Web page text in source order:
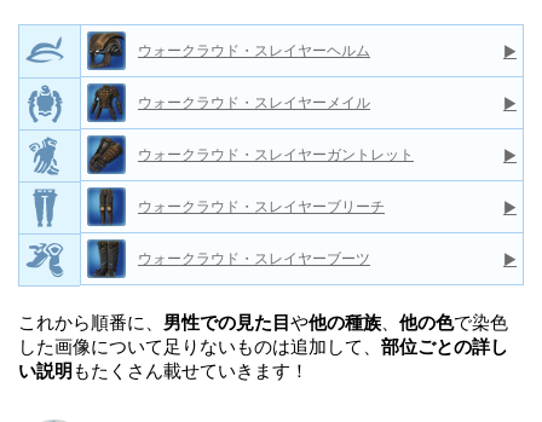
ウォークラウド・スレイヤーヘルム ▶
ウォークラウド・スレイヤーメイル ▶
ウォークラウド・スレイヤーガントレット ▶
ウォークラウド・スレイヤーブリーチ ▶
ウォークラウド・スレイヤーブーツ ▶
これから順番に、 男性での見た目 や他の種族、 他の色で染色
した画像について足りないものは追加して、 部位ごとの詳し
い説明 もたくさん載せていきます！